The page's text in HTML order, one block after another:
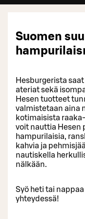
Suomen
Hesburgerista
ateriat sekä
Hesen tuotteet
valmistetaan aina
kotimaisista
voit nauttia Hesen
hampurilaisia,
kahvia ja
nautiskella
nälkään.
Syö heti tai
yhteydessä!